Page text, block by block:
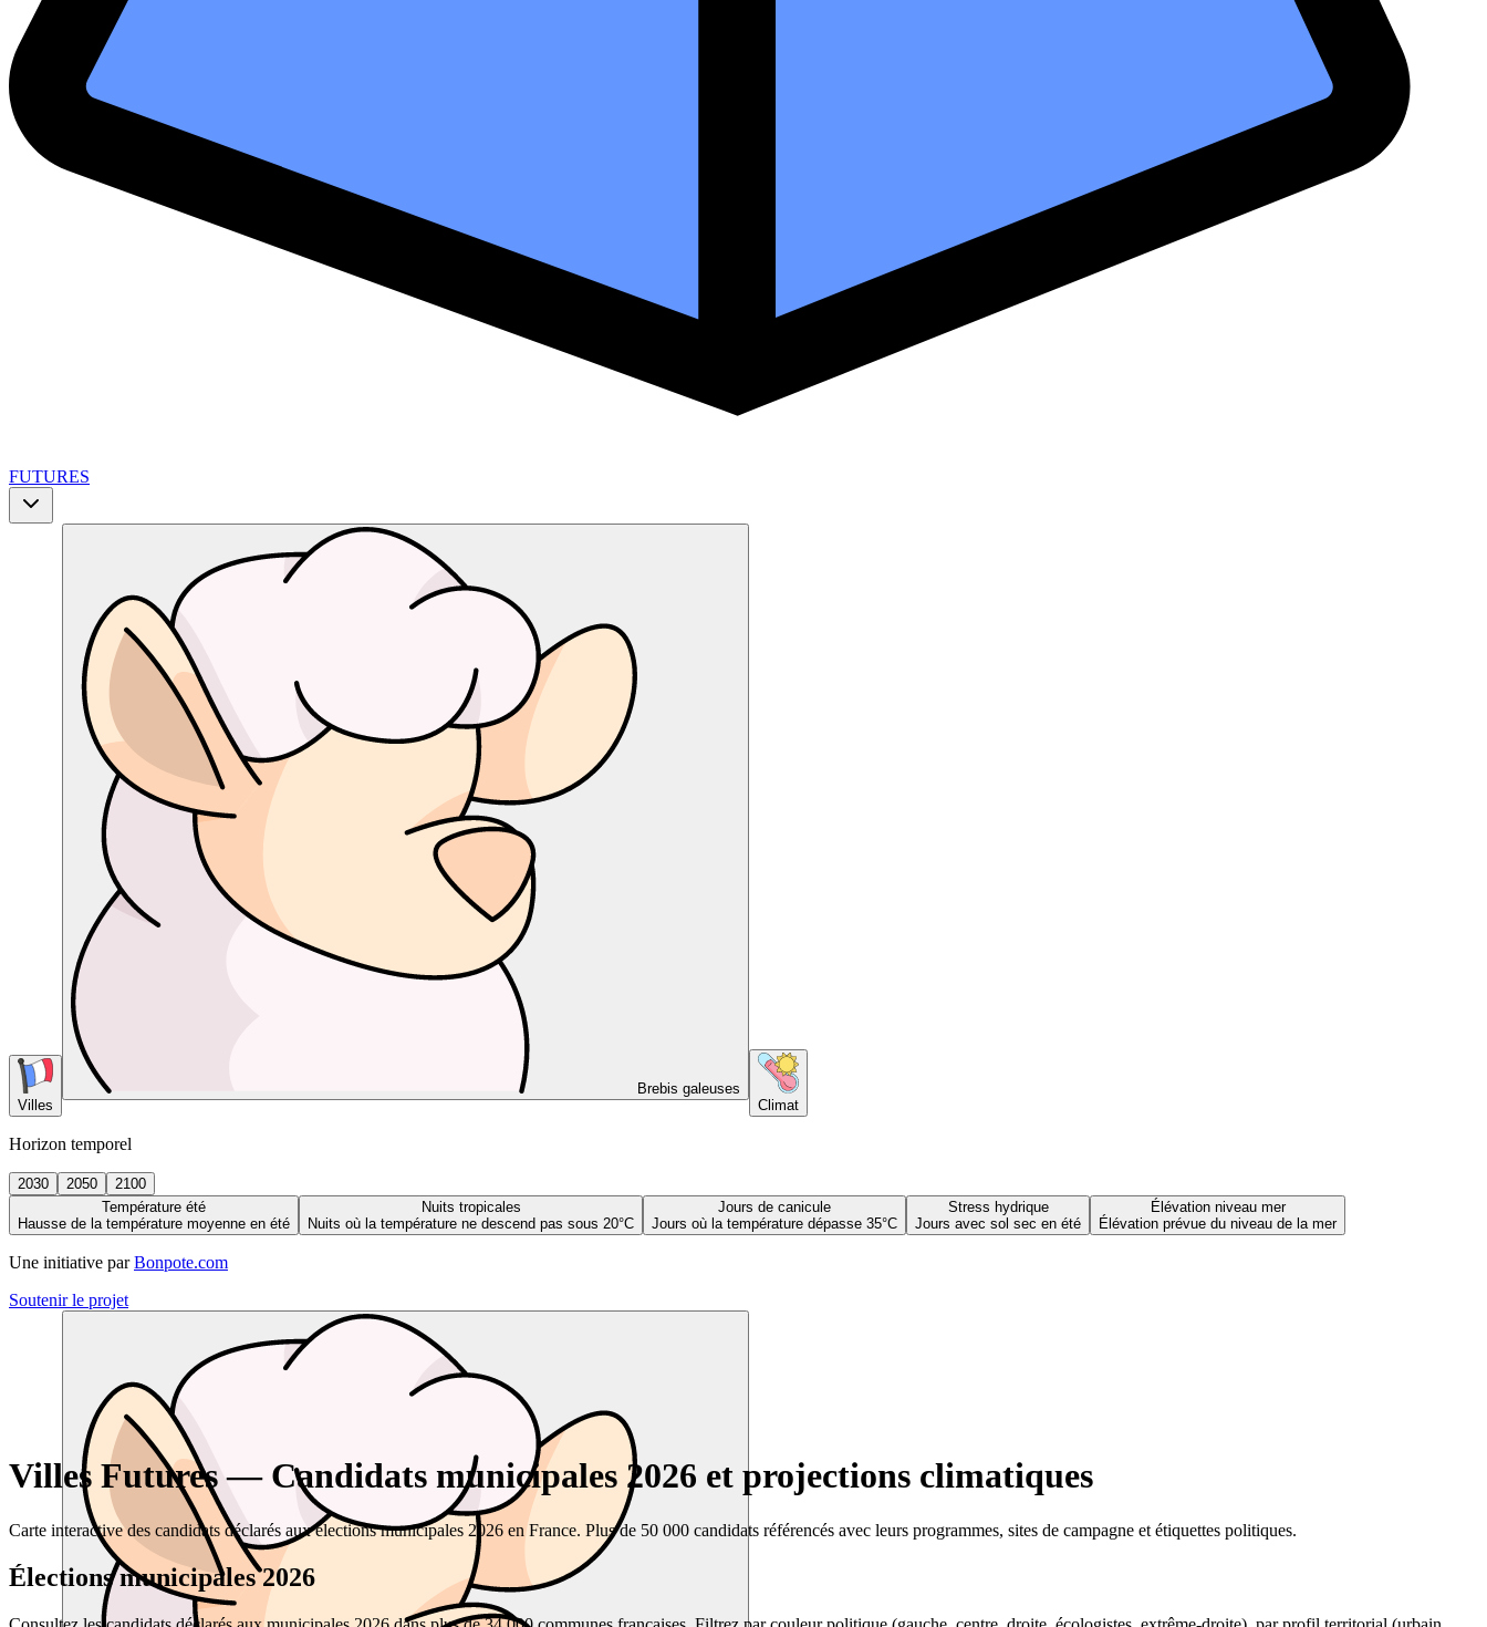
FUTURES
Villes
Brebis galeuses
Climat
Horizon temporel
2030 2050
2100
Température été
Hausse de la température moyenne en été
Nuits tropicales
Nuits où la température ne descend pas sous 20°C
Jours de canicule
Jours où la température dépasse 35°C
Stress hydrique
Jours avec sol sec en été
Élévation niveau mer
Élévation prévue du niveau de la mer
Une initiative par Bonpote.com
Soutenir le projet
Villes Futures — Candidats municipales 2026 et projections climatiques
Carte interactive des candidats déclarés aux élections municipales 2026 en France. Plus de 50 000 candidats référencés avec leurs programmes, sites de campagne et étiquettes politiques.
Élections municipales 2026